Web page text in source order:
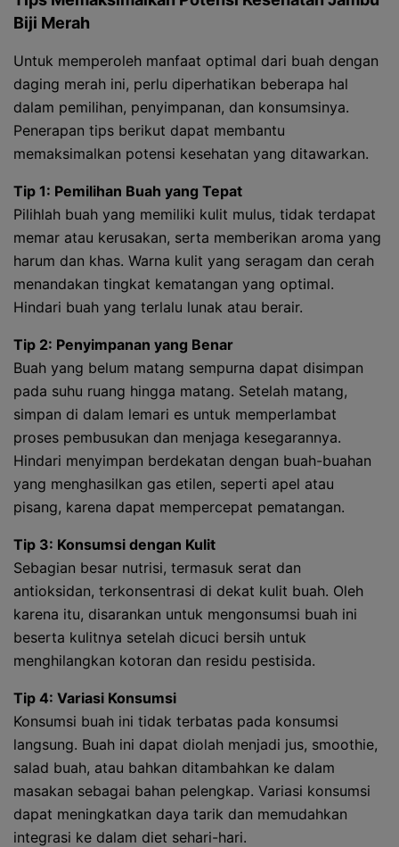
Biji Merah
Untuk memperoleh manfaat optimal dari buah dengan
daging merah ini, perlu diperhatikan beberapa hal
dalam pemilihan, penyimpanan, dan konsumsinya.
Penerapan tips berikut dapat membantu
memaksimalkan potensi kesehatan yang ditawarkan.
Tip 1: Pemilihan Buah yang Tepat
Pilihlah buah yang memiliki kulit mulus, tidak terdapat
memar atau kerusakan, serta memberikan aroma yang
harum dan khas. Warna kulit yang seragam dan cerah
menandakan tingkat kematangan yang optimal.
Hindari buah yang terlalu lunak atau berair.
Tip 2: Penyimpanan yang Benar
Buah yang belum matang sempurna dapat disimpan
pada suhu ruang hingga matang. Setelah matang,
simpan di dalam lemari es untuk memperlambat
proses pembusukan dan menjaga kesegarannya.
Hindari menyimpan berdekatan dengan buah-buahan
yang menghasilkan gas etilen, seperti apel atau
pisang, karena dapat mempercepat pematangan.
Tip 3: Konsumsi dengan Kulit
Sebagian besar nutrisi, termasuk serat dan
antioksidan, terkonsentrasi di dekat kulit buah. Oleh
karena itu, disarankan untuk mengonsumsi buah ini
beserta kulitnya setelah dicuci bersih untuk
menghilangkan kotoran dan residu pestisida.
Tip 4: Variasi Konsumsi
Konsumsi buah ini tidak terbatas pada konsumsi
langsung. Buah ini dapat diolah menjadi jus, smoothie,
salad buah, atau bahkan ditambahkan ke dalam
masakan sebagai bahan pelengkap. Variasi konsumsi
dapat meningkatkan daya tarik dan memudahkan
integrasi ke dalam diet sehari-hari.